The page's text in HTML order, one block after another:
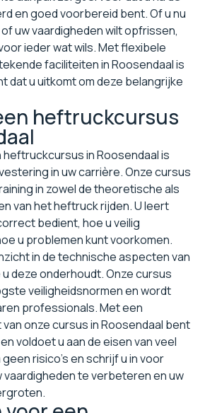
en goed voorbereid bent. Of u nu
uw vaardigheden wilt opfrissen,
ieder wat wils. Met flexibele
faciliteiten in Roosendaal is
dat u uitkomt om deze belangrijke
heftruckcursus
heftruckcursus in Roosendaal is
in uw carrière. Onze cursus
in zowel de theoretische als
van het heftruck rijden. U leert
bedient, hoe u veilig
u problemen kunt voorkomen.
in de technische aspecten van
deze onderhoudt. Onze cursus
veiligheidsnormen en wordt
professionals. Met een
onze cursus in Roosendaal bent
voldoet u aan de eisen van veel
risico's en schrijf u in voor
vaardigheden te verbeteren en uw